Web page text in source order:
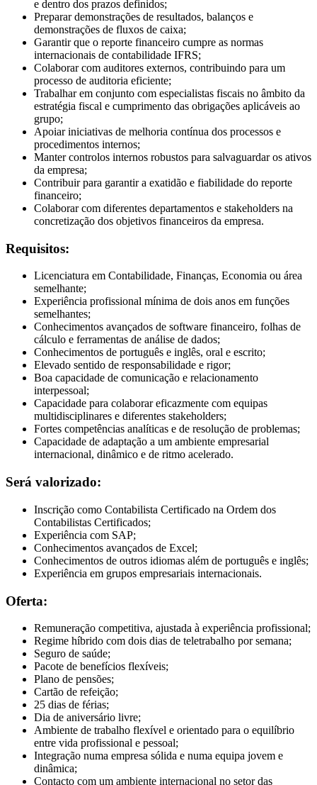
e dentro dos prazos definidos;
Preparar demonstrações de resultados, balanços e
demonstrações de fluxos de caixa;
Garantir que o reporte financeiro cumpre as normas
internacionais de contabilidade IFRS;
Colaborar com auditores externos, contribuindo para um
processo de auditoria eficiente;
Trabalhar em conjunto com especialistas fiscais no âmbito da
estratégia fiscal e cumprimento das obrigações aplicáveis ao
grupo;
Apoiar iniciativas de melhoria contínua dos processos e
procedimentos internos;
Manter controlos internos robustos para salvaguardar os ativos
da empresa;
Contribuir para garantir a exatidão e fiabilidade do reporte
financeiro;
Colaborar com diferentes departamentos e stakeholders na
concretização dos objetivos financeiros da empresa.
Requisitos:
Licenciatura em Contabilidade, Finanças, Economia ou área
semelhante;
Experiência profissional mínima de dois anos em funções
semelhantes;
Conhecimentos avançados de software financeiro, folhas de
cálculo e ferramentas de análise de dados;
Conhecimentos de português e inglês, oral e escrito;
Elevado sentido de responsabilidade e rigor;
Boa capacidade de comunicação e relacionamento
interpessoal;
Capacidade para colaborar eficazmente com equipas
multidisciplinares e diferentes stakeholders;
Fortes competências analíticas e de resolução de problemas;
Capacidade de adaptação a um ambiente empresarial
internacional, dinâmico e de ritmo acelerado.
Será valorizado:
Inscrição como Contabilista Certificado na Ordem dos
Contabilistas Certificados;
Experiência com SAP;
Conhecimentos avançados de Excel;
Conhecimentos de outros idiomas além de português e inglês;
Experiência em grupos empresariais internacionais.
Oferta:
Remuneração competitiva, ajustada à experiência profissional;
Regime híbrido com dois dias de teletrabalho por semana;
Seguro de saúde;
Pacote de benefícios flexíveis;
Plano de pensões;
Cartão de refeição;
25 dias de férias;
Dia de aniversário livre;
Ambiente de trabalho flexível e orientado para o equilíbrio
entre vida profissional e pessoal;
Integração numa empresa sólida e numa equipa jovem e
dinâmica;
Contacto com um ambiente internacional no setor das